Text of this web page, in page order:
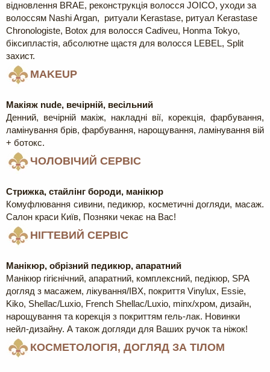
відновлення BRAE, реконструкція волосся JOICO, уходи за
волоссям Nashi Argan, ритуали Kerastase, ритуал Kerastase
Chronologiste, Botox для волосся Cadiveu, Honma Tokyo,
біксипластія, абсолютне щастя для волосся LEBEL, Split
захист.
MAKEUP
Макіяж nude, вечірній, весільний
Денний, вечірній макіж, накладні вії, корекція, фарбування,
ламінування брів, фарбування, нарощування, ламінування вій
+ ботокс.
ЧОЛОВІЧИЙ СЕРВІС
Стрижка, стайлінг бороди, манікюр
Комуфлювання сивини, педикюр, косметичні догляди, масаж.
Салон краси Київ, Позняки чекає на Вас!
НІГТЕВИЙ СЕРВІС
Манікюр, обрізний педикюр, апаратний
Манікюр гігієнічний, апаратний, комплексний, педікюр, SPA
догляд з масажем, лікування/IBX, покриття Vinylux, Essie,
Kiko, Shellac/Luxio, French Shellac/Luxio, minx/хром, дизайн,
нарощування та корекція з покриттям гель-лак. Новинки
нейл-дизайну. А також догляди для Ваших ручок та ніжок!
КОСМЕТОЛОГІЯ, ДОГЛЯД ЗА ТІЛОМ